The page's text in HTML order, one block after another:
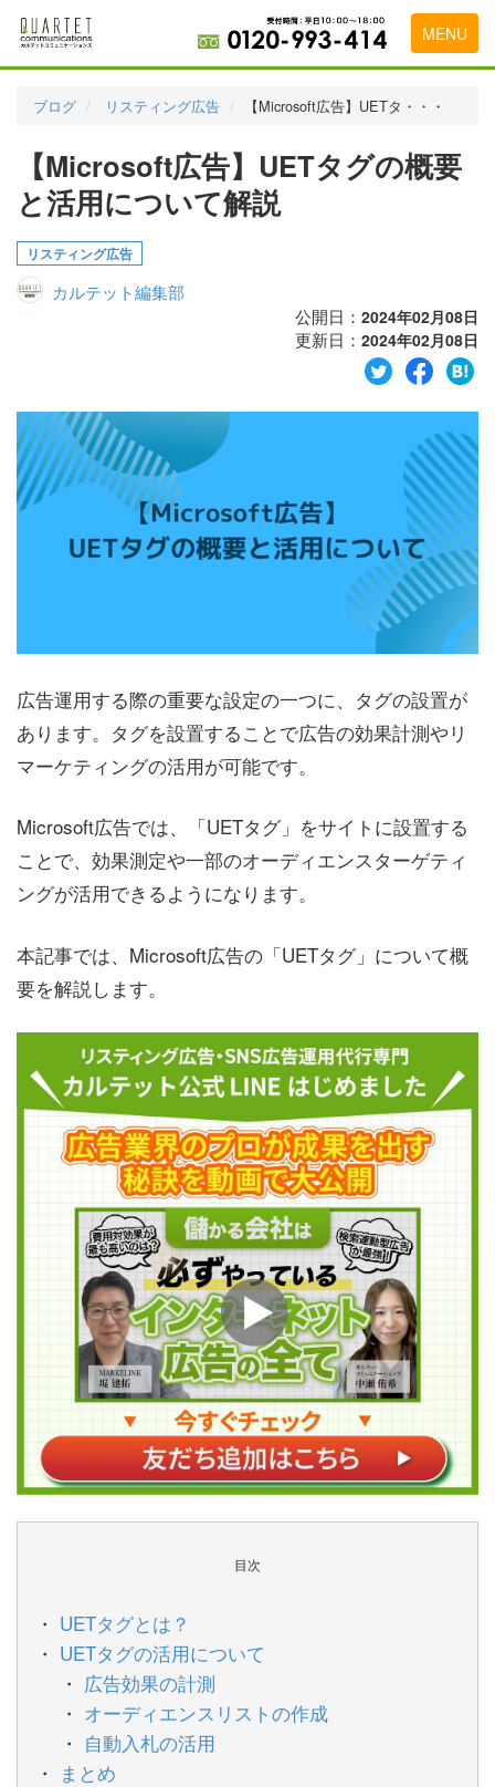
MENU
実績・お客様の声
初めて導入をお考えの方
代理店の乗り換えをお考えの方
会社概要
お問い合わせ
ブログ リスティング広告 【Microsoft広告】UETタ・・・
【Microsoft広告】UETタグの概要
と活用について解説
リスティング広告
カルテット編集部
公開日： 2024年02月08日
更新日： 2024年02月08日
広告運用する際の重要な設定の一つに、タグの設置が
あります。タグを設置することで広告の効果計測やリ
マーケティングの活用が可能です。
Microsoft広告では、「UETタグ」をサイトに設置する
ことで、効果測定や一部のオーディエンスターゲティ
ングが活用できるようになります。
本記事では、Microsoft広告の「UETタグ」について概
要を解説します。
目次
UETタグとは？
UETタグの活用について
広告効果の計測
オーディエンスリストの作成
自動入札の活用
まとめ